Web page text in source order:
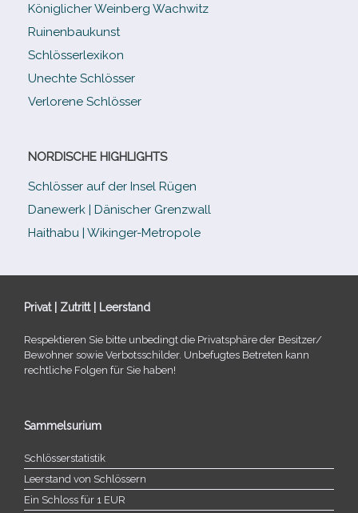
Königlicher Weinberg Wachwitz
Ruinenbaukunst
Schlösserlexikon
Unechte Schlösser
Verlorene Schlösser
NORDISCHE HIGHLIGHTS
Schlösser auf der Insel Rügen
Danewerk | Dänischer Grenzwall
Haithabu | Wikinger-Metropole
Privat | Zutritt | Leerstand
Respektieren Sie bitte unbe­dingt die Privatsphäre der Besitzer/​
Bewohner sowie Verbotsschilder. Unbefugtes Betreten kann
recht­li­che Folgen für Sie haben!
Sammelsurium
Schlösserstatistik
Leerstand von Schlössern
Ein Schloss für 1 EUR